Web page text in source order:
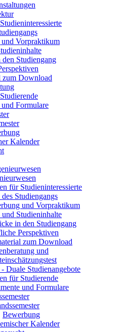
Vorpraktikum
Studiengang
zum Download
Formulare
Kalender
für Studieninteressierte
Studiengangs
und Vorpraktikum
Studieninhalte
in den Studiengang
Perspektiven
zum Download
und
Duale Studienangebote
für Studierende
und Formulare
Bewerbung
Kalender